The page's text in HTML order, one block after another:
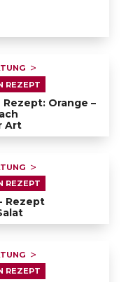
REZEPT
Orange –
Art
REZEPT
Rezept
REZEPT